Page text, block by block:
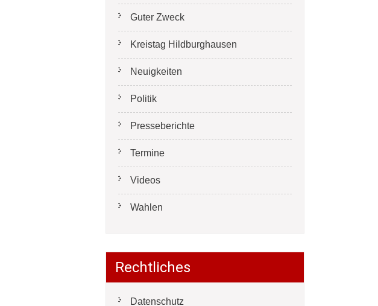
Guter Zweck
Kreistag Hildburghausen
Neuigkeiten
Politik
Presseberichte
Termine
Videos
Wahlen
Rechtliches
Datenschutz